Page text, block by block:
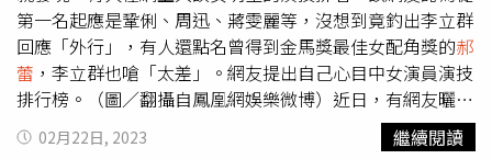
第一名起應是鞏俐、周迅、蔣雯麗等，沒想到竟釣出李立群
回應「外行」，有人還點名曾得到金馬獎最佳女配角獎的郝
蕾 ，李立群也嗆「太差」。網友提出自己心目中女演員演技
排行榜。（圖／翻攝自鳳凰網娛樂微博）近日，有網友曬影
片，分享他心中女演員排名，最頂端的是鞏俐、周迅，接著
是蔣雯麗、牛莉、咏梅，沒想到竟釣出李立群回應「外
02月22日, 2023 繼續閱讀